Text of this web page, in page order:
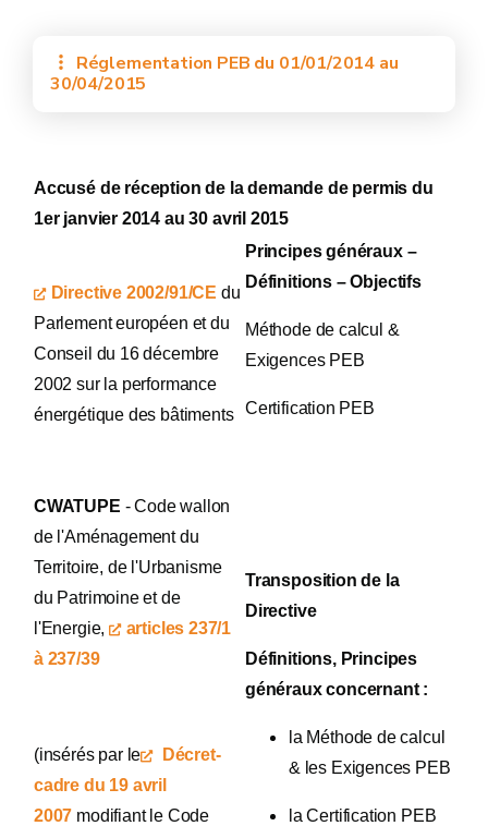
Réglementation PEB du 01/01/2014 au
30/04/2015
Accusé de réception de la demande de permisdu
1er janvier 2014 au 30 avril 2015
Directive 2002/91/CE du
Parlement européen et du
Conseil du 16 décembre
2002 sur la performance
énergétique des bâtiments
Principes généraux –
Définitions – Objectifs
Méthode de calcul &
Exigences PEB
Certification PEB
CWATUPE - Code wallon
de l'Aménagement du
Territoire, de l'Urbanisme
du Patrimoine et de
l'Energie,
articles 237/1
à 237/39
(insérés par le
Décret-
cadre du 19 avril
2007 modifiant le Code
Transposition de la
Directive
Définitions, Principes
généraux concernant :
la Méthode de calcul
& les Exigences PEB
la Certification PEB